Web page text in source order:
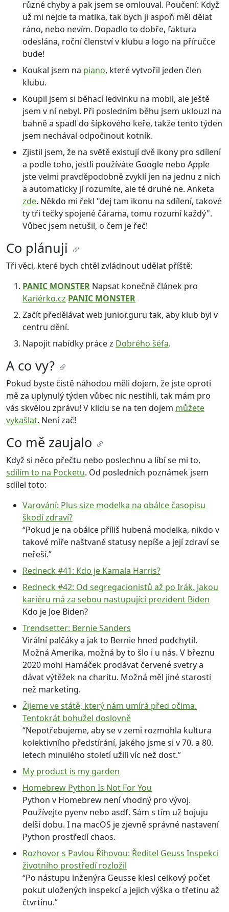
různé chyby a pak jsem se omlouval. Poučení: Když
už mi nejde ta matika, tak bych ji aspoň měl dělat
ráno, nebo nevím. Dopadlo to dobře, faktura
odeslána, roční členství v klubu a logo na příručce
bude!
Koukal jsem na piano, které vytvořil jeden člen
klubu.
Koupil jsem si běhací ledvinku na mobil, ale ještě
jsem v ní nebyl. Při posledním běhu jsem uklouzl na
bahně a spadl do šípkového keře, takže tento týden
jsem nechával odpočinout kotník.
Zjistil jsem, že na světě existují dvě ikony pro sdílení
a podle toho, jestli používáte Google nebo Apple
jste velmi pravděpodobně zvyklí jen na jednu z nich
a automaticky jí rozumíte, ale té druhé ne. Anketa
zde. Někdo mi řekl "dej tam ikonu na sdílení, takové
ty tři tečky spojené čárama, tomu rozumí každý".
Vůbec jsem netušil, o čem je řeč!
Co plánuji
Tři věci, které bych chtěl zvládnout udělat příště:
PANIC MONSTER Napsat konečně článek pro
Kariérko.cz PANIC MONSTER
Začít předělávat web junior.guru tak, aby klub byl v
centru dění.
Napojit nabídky práce z Dobrého šéfa.
A co vy?
Pokud byste čistě náhodou měli dojem, že jste oproti
mě za uplynulý týden vůbec nic nestihli, tak mám pro
vás skvělou zprávu! V klidu se na ten dojem můžete
vykašlat. Není zač!
Co mě zaujalo
Když si něco přečtu nebo poslechnu a líbí se mi to,
sdílím to na Pocketu. Od posledních poznámek jsem
sdílel toto:
Varování: Plus size modelka na obálce časopisu
škodí zdraví?
“Pokud je na obálce příliš hubená modelka, nikdo v
takové míře naštvané statusy nepíše a její zdraví se
neřeší.”
Redneck #41: Kdo je Kamala Harris?
Redneck #42: Od segregacionistů až po Irák. Jakou
kariéru má za sebou nastupující prezident Biden
Kdo je Joe Biden?
Trendsetter: Bernie Sanders
Virální palčáky a jak to Bernie hned podchytil.
Možná Amerika, možná by to šlo i u nás. V březnu
2020 mohl Hamáček prodávat červené svetry a
dávat výtěžek na charitu. Možná měl jiné starosti
než marketing.
Žijeme ve státě, který nám umírá před očima.
Tentokrát bohužel doslovně
“Nepotřebujeme, aby se v zemi rozmohla kultura
kolektivního předstírání, jakého jsme si v 70. a 80.
letech minulého století užili víc než dost.”
My product is my garden
Homebrew Python Is Not For You
Python v Homebrew není vhodný pro vývoj.
Používejte pyenv nebo asdf. Sám s tím už bojuju
delší dobu. I na macOS je zjevně správné nastavení
Python prostředí chaos.
Rozhovor s Pavlou Říhovou: Ředitel Geuss Inspekci
životního prostředí rozložil
“Po nástupu inženýra Geusse klesl celkový počet
pokut uložených inspekcí a jejich výška o třetinu až
čtvrtinu.”